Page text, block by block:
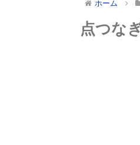
ホーム
点つな